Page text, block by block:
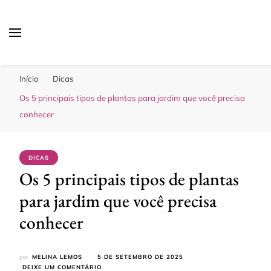
Início
Dicas
Os 5 principais tipos de plantas para jardim que você precisa
conhecer
DICAS
Os 5 principais tipos de plantas
para jardim que você precisa
conhecer
por MELINA LEMOS
5 DE SETEMBRO DE 2025
DEIXE UM COMENTÁRIO